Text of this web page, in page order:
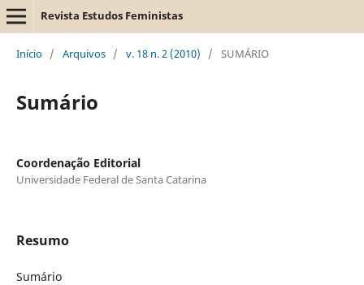
Revista Estudos Feministas
Início / Arquivos / v. 18 n. 2 (2010) / SUMÁRIO
Sumário
Coordenação Editorial
Universidade Federal de Santa Catarina
Resumo
Sumário